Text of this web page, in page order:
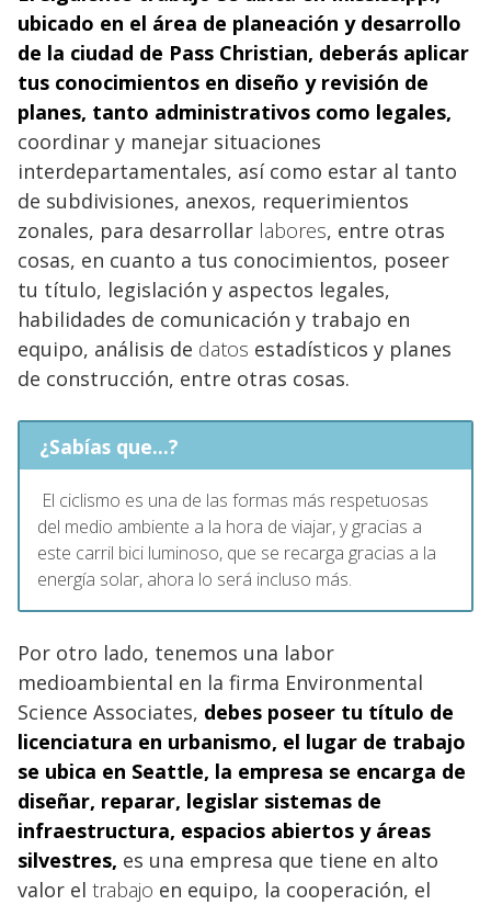
ubicado en el área de planeación y desarrollo
de la ciudad de Pass Christian, deberás aplicar
tus conocimientos en diseño y revisión de
planes, tanto administrativos como legales,
coordinar y manejar situaciones
interdepartamentales, así como estar al tanto
de subdivisiones, anexos, requerimientos
zonales, para desarrollar labores, entre otras
cosas, en cuanto a tus conocimientos, poseer
tu título, legislación y aspectos legales,
habilidades de comunicación y trabajo en
equipo, análisis de datos estadísticos y planes
de construcción, entre otras cosas.
¿Sabías que...?
El ciclismo es una de las formas más respetuosas
del medio ambiente a la hora de viajar, y gracias a
este carril bici luminoso, que se recarga gracias a la
energía solar, ahora lo será incluso más.
Por otro lado, tenemos una labor
medioambiental en la firma Environmental
Science Associates, debes poseer tu título de
licenciatura en urbanismo, el lugar de trabajo
se ubica en Seattle, la empresa se encarga de
diseñar, reparar, legislar sistemas de
infraestructura, espacios abiertos y áreas
silvestres, es una empresa que tiene en alto
valor el trabajo en equipo, la cooperación, el